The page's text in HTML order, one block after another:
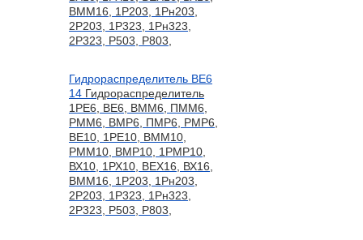
ВММ16, 1Р203, 1Рн203,
2Р203, 1Р323, 1Рн323,
2Р323, Р503, Р803,
Гидрораспределитель ВЕ6
14 Гидрораспределитель
1РЕ6, ВЕ6, ВММ6, ПММ6,
РММ6, ВМР6, ПМР6, РМР6,
ВЕ10, 1РЕ10, ВММ10,
РММ10, ВМР10, 1РМР10,
ВХ10, 1РХ10, ВЕХ16, ВХ16,
ВММ16, 1Р203, 1Рн203,
2Р203, 1Р323, 1Рн323,
2Р323, Р503, Р803,